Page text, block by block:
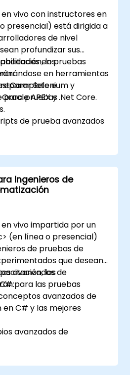
vivo con instructores en
presencial) está dirigida a
de nivel
profundizar sus
en pruebas
en herramientas
e
APEX y .Net Core.
los
Selenium y
para pruebas
de prueba avanzados
automatizadas con
APEX y .Net Core.
de aprendizaje
mejorar la
de pruebas.
desde las pruebas
de prueba
y mantener los
calidad.
Ingenieros de
vivo impartida por un
(en línea o presencial)
de pruebas de
que desean
avanzados de
para las pruebas
los
avanzados de
C# y las mejores
avanzados de
de automatización